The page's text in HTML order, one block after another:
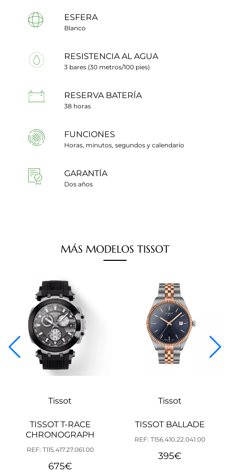
ESFERA
Blanco
RESISTENCIA AL AGUA
3 bares (30 metros/100 pies)
RESERVA BATERÍA
38 horas
FUNCIONES
Horas, minutos, segundos y calendario
GARANTÍA
Dos años
MÁS MODELOS TISSOT
Tissot
TISSOT T-RACE
CHRONOGRAPH
REF: T115.417.27.061.00
675€
Tissot
TISSOT BALLADE
REF: T156.410.22.041.00
395€